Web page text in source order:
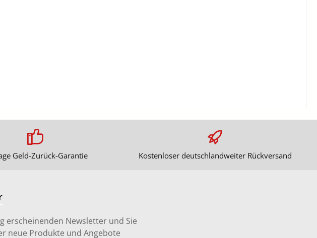
Geld-Zurück-Garantie Kostenloser deutschlandweiter Rückversand
erscheinenden Newsletter und Sie
neue Produkte und Angebote